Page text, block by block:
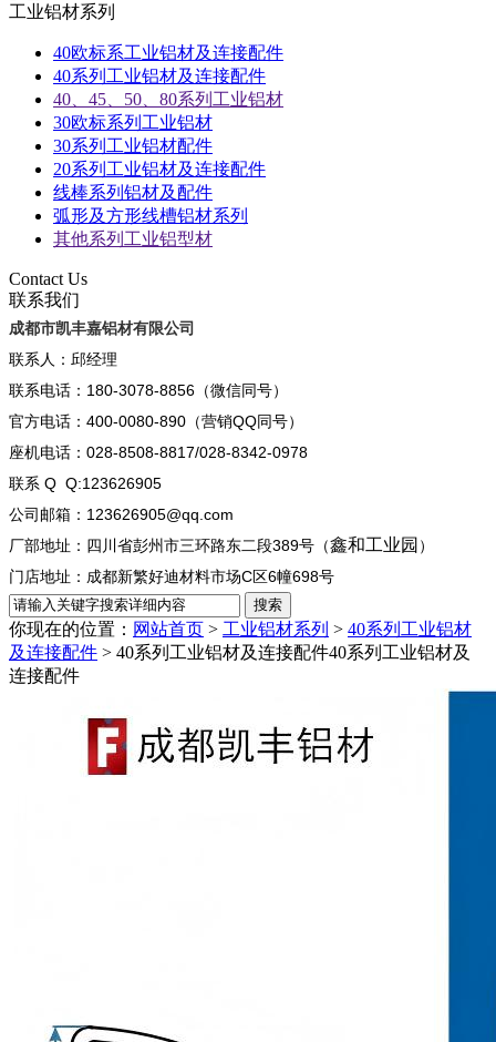
工业铝材系列
40欧标系工业铝材及连接配件
40系列工业铝材及连接配件
40、45、50、80系列工业铝材
30欧标系列工业铝材
30系列工业铝材配件
20系列工业铝材及连接配件
线棒系列铝材及配件
弧形及方形线槽铝材系列
其他系列工业铝型材
Contact Us
联系我们
成都市凯丰嘉铝材有限公司
联系人：邱经理
联系电话：180-3078-8856（微信同号）
官方电话：400-0080-890（营销QQ同号）
座机电话：028-8508-8817/028-8342-0978
联系 Q Q:123626905
公司邮箱：123626905@qq.com
厂部地址：四川省彭州市三环路东二段389号（鑫和工业园 ）
门店地址：成都新繁好迪材料市场C区6幢698号
你现在的位置： 网站首页 > 工业铝材系列 > 40系列工业铝材
及连接配件 > 40系列工业铝材及连接配件40系列工业铝材及
连接配件